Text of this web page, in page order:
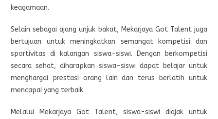
keagamaan.
Selain sebagai ajang unjuk bakat, Mekarjaya Got Talent juga
bertujuan untuk meningkatkan semangat kompetisi dan
sportivitas di kalangan siswa-siswi. Dengan berkompetisi
secara sehat, diharapkan siswa-siswi dapat belajar untuk
menghargai prestasi orang lain dan terus berlatih untuk
mencapai yang terbaik.
Melalui Mekarjaya Got Talent, siswa-siswi diajak untuk